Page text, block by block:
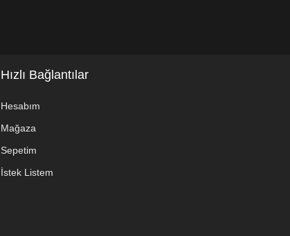
Hızlı Bağlantılar
Hesabım
Mağaza
Sepetim
İstek Listem